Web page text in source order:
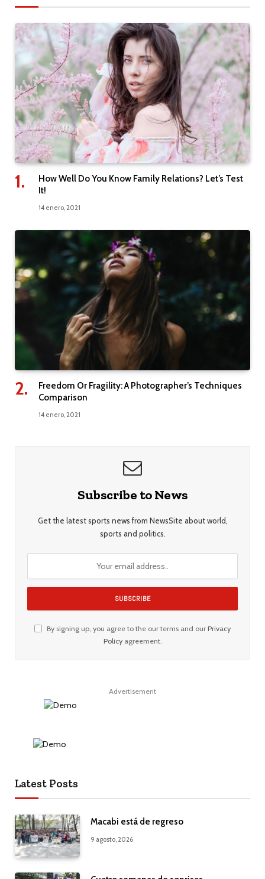
How Well Do You Know Family Relations? Let’s Test
It!
14 enero, 2021
Freedom Or Fragility: A Photographer’s Techniques
Comparison
14 enero, 2021
Subscribe to News
Get the latest sports news from NewsSite about world,
sports and politics.
By signing up, you agree to the our terms and our Privacy
Policyagreement.
Advertisement
Latest Posts
Macabi está de regreso
9 agosto, 2026